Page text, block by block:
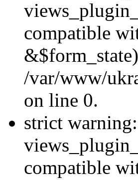
compatible
/var/www/
on line 0.
strict
compatible